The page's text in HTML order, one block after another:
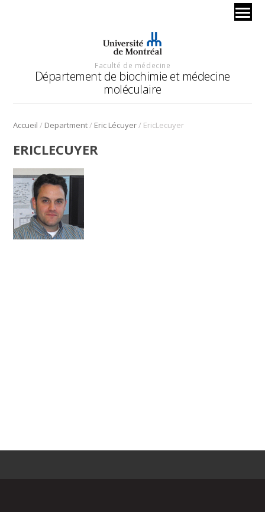
Faculté de médecine
Département de biochimie et médecine
moléculaire
Accueil / Department/ Eric Lécuyer/ EricLecuyer
ERICLECUYER